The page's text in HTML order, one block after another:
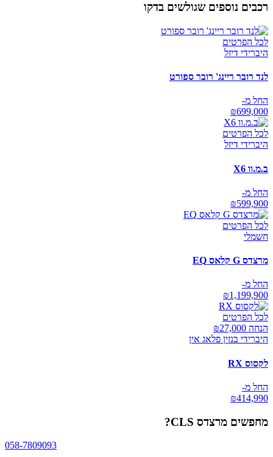
רכבים נוספים שגולשים בדקו
לכל הפרטים
היברידי דיזל
לנד רובר ריינג' רובר ספורט
החל מ-
₪699,000
לכל הפרטים
היברידי דיזל
ב.מ.וו X6
החל מ-
₪599,900
לכל הפרטים
חשמלי
מרצדס G קלאס EQ
החל מ-
₪1,199,900
לכל הפרטים
הנחה ₪ 27,000
היברידי בנזין פלאג אין
לקסוס RX
החל מ-
₪414,990
מחפשים מרצדס CLS ?
058-7809093